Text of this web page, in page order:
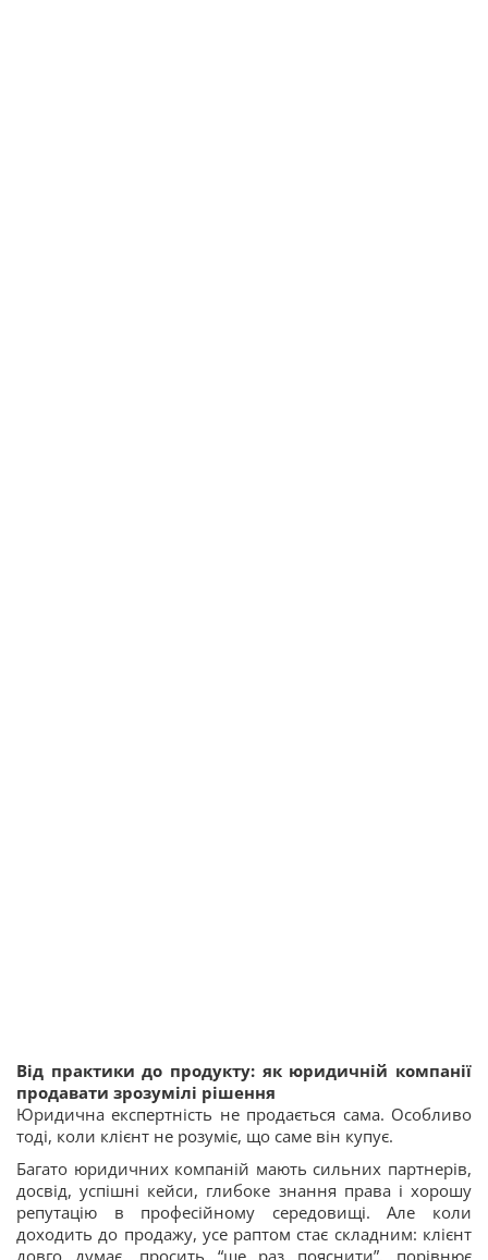
Від практики до продукту: як юридичній компанії
продавати зрозумілі рішення
Юридична експертність не продається сама. Особливо
тоді, коли клієнт не розуміє, що саме він купує.
Багато юридичних компаній мають сильних партнерів,
досвід, успішні кейси, глибоке знання права і хорошу
репутацію в професійному середовищі. Але коли
доходить до продажу, усе раптом стає складним: клієнт
довго думає, просить “ще раз пояснити”, порівнює